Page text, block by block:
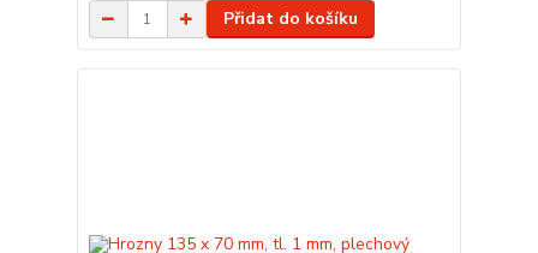
Přidat do košíku